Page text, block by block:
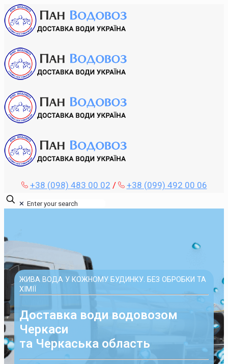
+38 (098) 483 00 02 / +38 (099) 492 00 06
✕
ЖИВА ВОДА У КОЖНОМУ БУДИНКУ. БЕЗ ОБРОБКИ ТА
ХІМІЇ
Доставка води водовозом
Черкаси
та Черкаська область